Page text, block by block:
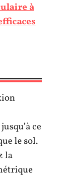
à
ce
le sol.
la